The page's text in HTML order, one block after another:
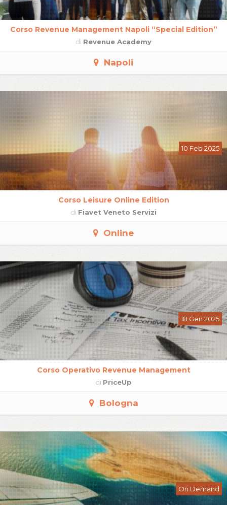
Corso Revenue Management Napoli “Special Edition”
di Revenue Academy
Napoli
Corso Leisure Online Edition
di Fiavet Veneto Servizi
10 Feb 2025
Online
Corso Operativo Revenue Management
di PriceUp
18 Gen 2025
Bologna
On Demand